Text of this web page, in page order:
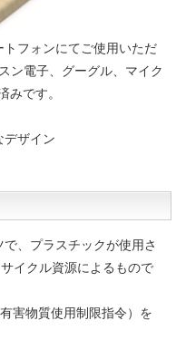
トフォンにてご使用いただ
ン電子、グーグル、マイク
みです。
デザイン
、プラスチックが使用さ
イクル資源によるもので
害物質使用制限指令）を